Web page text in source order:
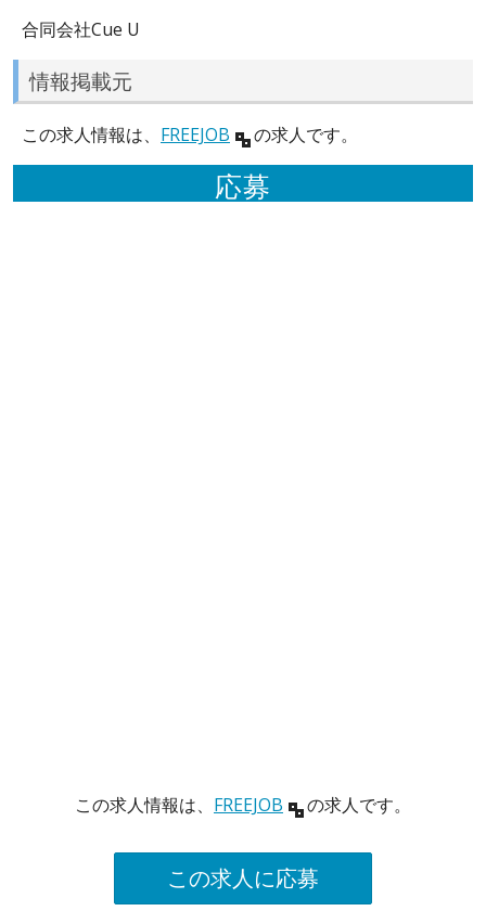
合同会社Cue U
情報掲載元
この求人情報は、 FREEJOB の求人です。
応募
この求人情報は、 FREEJOB の求人です。
この求人に応募